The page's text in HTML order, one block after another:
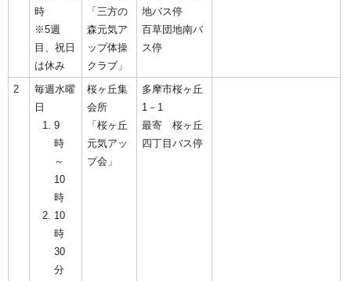
時
※5週
目、祝日
は休み
「三方の
森元気ア
ップ体操
クラブ」
地バス停
百草団地南バ
ス停
2
毎週水曜
日
9
時
～
10
時
10
時
30
分
桜ヶ丘集
会所
「桜ヶ丘
元気アッ
プ会」
多摩市桜ヶ丘
1－1
最寄 桜ヶ丘
四丁目バス停